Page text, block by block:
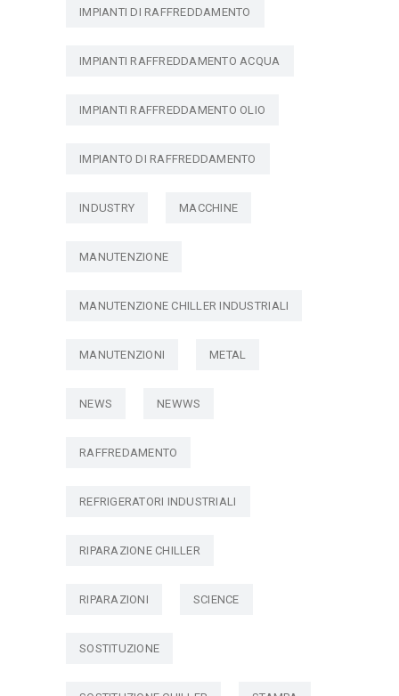
IMPIANTI DI RAFFREDDAMENTO
IMPIANTI RAFFREDDAMENTO ACQUA
IMPIANTI RAFFREDDAMENTO OLIO
IMPIANTO DI RAFFREDDAMENTO
INDUSTRY MACCHINE
MANUTENZIONE
MANUTENZIONE CHILLER INDUSTRIALI
MANUTENZIONI METAL
NEWS NEWWS
RAFFREDAMENTO
REFRIGERATORI INDUSTRIALI
RIPARAZIONE CHILLER
RIPARAZIONI SCIENCE
SOSTITUZIONE